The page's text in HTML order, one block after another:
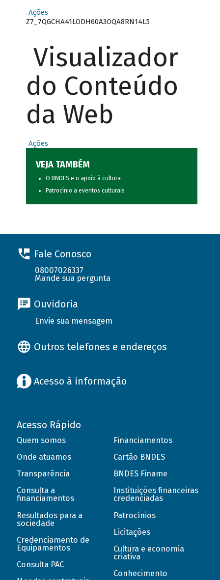
Ações
Z7_7QGCHA41LODH60A3OQA8RN14L5
Visualizador
do Conteúdo
da Web
Ações
VEJA TAMBÉM
O BNDES e o apoio à cultura
Patrocínio a eventos culturais
Fale Conosco
08007026337
Mande sua pergunta
Ouvidoria
Envie sua mensagem
Outros telefones e endereços
Acesso à informação
Acesso Rápido
Quem somos
Onde atuamos
Transparência
Consulta a
financiamentos
Resultados para a
sociedade
Credenciamento de
Equipamentos
Consulta PAC
Financiamentos
Cartão BNDES
BNDES Finame
Instituições financeiras
credenciadas
Patrocínios
Licitações
Cultura e economia
criativa
Conhecimento